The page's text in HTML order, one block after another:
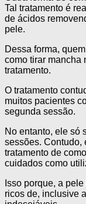
Tal tratamento é
de ácidos
pele.
Dessa forma,
como tirar mancha
tratamento.
O tratamento
muitos pacientes
segunda sessão.
No entanto, ele só
sessões. Contudo,
tratamento de
cuidados como
Isso porque, a
ricos de, inclusive